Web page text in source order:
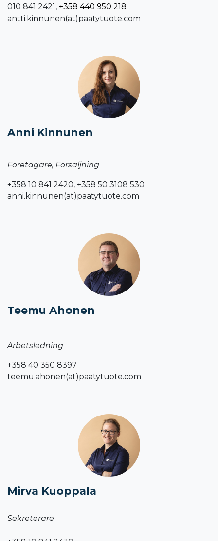
010 841 2421, +358 440 950 218
antti.kinnunen(at)paatytuote.com
Anni Kinnunen
Företagare, Försäljning
+358 10 841 2420, +358 50 3108 530
anni.kinnunen(at)paatytuote.com
Teemu Ahonen
Arbetsledning
+358 40 350 8397
teemu.ahonen(at)paatytuote.com
Mirva Kuoppala
Sekreterare